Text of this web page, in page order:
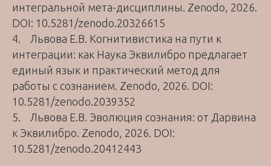
интегральной мета-дисциплины. Zenodo, 2026.
DOI: 10.5281/zenodo.20326615
4. Львова Е.В. Когнитивистика на пути к
интеграции: как Наука Эквилибро предлагает
единый язык и практический метод для
работы с сознанием. Zenodo, 2026. DOI:
10.5281/zenodo.2039352
5. Львова Е.В. Эволюция сознания: от Дарвина
к Эквилибро. Zenodo, 2026. DOI:
10.5281/zenodo.20412443